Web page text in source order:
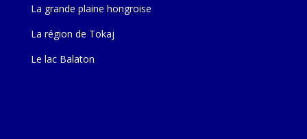
La grande plaine hongroise
La région de Tokaj
Le lac Balaton